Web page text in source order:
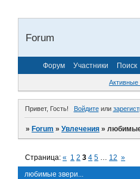
Forum
Форум Участники Поиск
Привет, Гость! Войдитеили
»Forum »Увлечения »
любимые звери...
Страница:« 1 2 3 4 5 … 12 »